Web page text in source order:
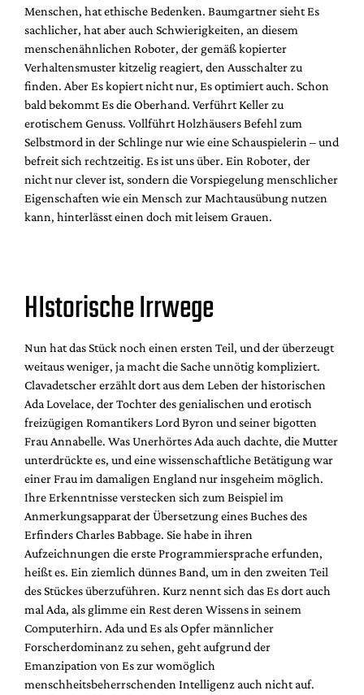
Menschen, hat ethische Bedenken. Baumgartner sieht Es
sachlicher, hat aber auch Schwierigkeiten, an diesem
menschenähnlichen Roboter, der gemäß kopierter
Verhaltensmuster kitzelig reagiert, den Ausschalter zu
finden. Aber Es kopiert nicht nur, Es optimiert auch. Schon
bald bekommt Es die Oberhand. Verführt Keller zu
erotischem Genuss. Vollführt Holzhäusers Befehl zum
Selbstmord in der Schlinge nur wie eine Schauspielerin – und
befreit sich rechtzeitig. Es ist uns über. Ein Roboter, der
nicht nur clever ist, sondern die Vorspiegelung menschlicher
Eigenschaften wie ein Mensch zur Machtausübung nutzen
kann, hinterlässt einen doch mit leisem Grauen.
HIstorische Irrwege
Nun hat das Stück noch einen ersten Teil, und der überzeugt
weitaus weniger, ja macht die Sache unnötig kompliziert.
Clavadetscher erzählt dort aus dem Leben der historischen
Ada Lovelace, der Tochter des genialischen und erotisch
freizügigen Romantikers Lord Byron und seiner bigotten
Frau Annabelle. Was Unerhörtes Ada auch dachte, die Mutter
unterdrückte es, und eine wissenschaftliche Betätigung war
einer Frau im damaligen England nur insgeheim möglich.
Ihre Erkenntnisse verstecken sich zum Beispiel im
Anmerkungsapparat der Übersetzung eines Buches des
Erfinders Charles Babbage. Sie habe in ihren
Aufzeichnungen die erste Programmiersprache erfunden,
heißt es. Ein ziemlich dünnes Band, um in den zweiten Teil
des Stückes überzuführen. Kurz nennt sich das Es dort auch
mal Ada, als glimme ein Rest deren Wissens in seinem
Computerhirn. Ada und Es als Opfer männlicher
Forscherdominanz zu sehen, geht aufgrund der
Emanzipation von Es zur womöglich
menschheitsbeherrschenden Intelligenz auch nicht auf.